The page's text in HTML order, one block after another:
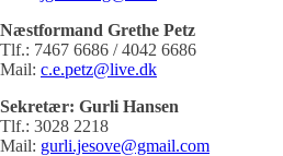
Næstformand Grethe Petz
Tlf.: 7467 6686 / 4042 6686
Mail: c.e.petz@live.dk
Sekretær: Gurli Hansen
Tlf.: 3028 2218
Mail: gurli.jesove@gmail.com